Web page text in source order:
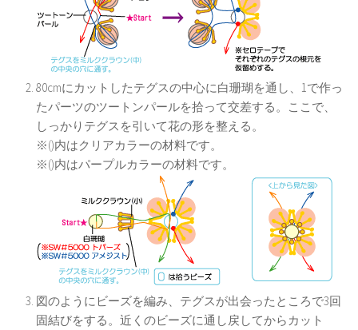
80cmにカットしたテグスの中心に白珊瑚を通し、1で作っ
たパーツのツートンパールを拾って交差する。ここで、
しっかりテグスを引いて花の形を整える。
※()内はクリアカラーの材料です。
※()内はパープルカラーの材料です。
図のようにビーズを編み、テグスが出会ったところで3回
固結びをする。近くのビーズに通し戻してからカット